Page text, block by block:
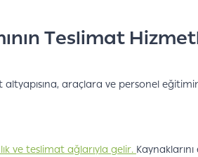
Teslimat
altyapısına, araçlara ve personel
ve teslimat ağlarıyla gelir.